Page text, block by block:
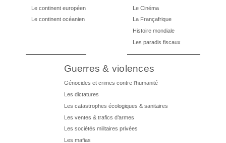
Le continent européen
Le continent océanien
Le Cinéma
La Françafrique
Histoire mondiale
Les paradis fiscaux
Guerres & violences
Génocides et crimes contre l’humanité
Les dictatures
Les catastrophes écologiques & sanitaires
Les ventes & trafics d’armes
Les sociétés militaires privées
Les mafias